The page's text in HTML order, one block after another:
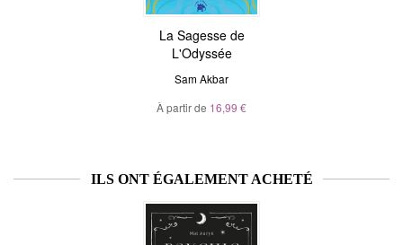
La Sagesse de
L'Odyssée
Sam Akbar
À partir de 16,99 €
ILS ONT ÉGALEMENT ACHETÉ